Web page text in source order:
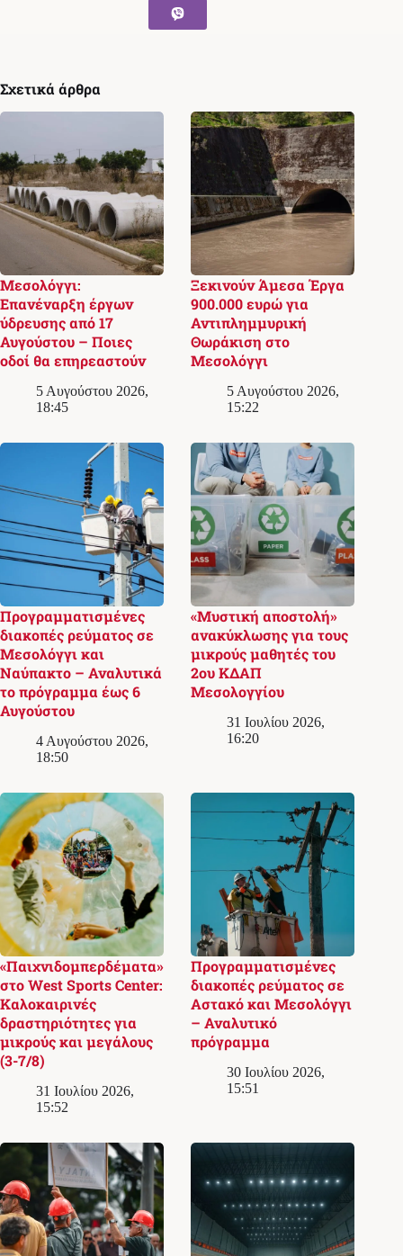
Σχετικά άρθρα
Μεσολόγγι:
Επανέναρξη έργων
ύδρευσης από 17
Αυγούστου – Ποιες
οδοί θα επηρεαστούν
5 Αυγούστου 2026,
18:45
Ξεκινούν Άμεσα Έργα
900.000 ευρώ για
Αντιπλημμυρική
Θωράκιση στο
Μεσολόγγι
5 Αυγούστου 2026,
15:22
Προγραμματισμένες
διακοπές ρεύματος σε
Μεσολόγγι και
Ναύπακτο – Αναλυτικά
το πρόγραμμα έως 6
Αυγούστου
4 Αυγούστου 2026,
18:50
«Μυστική αποστολή»
ανακύκλωσης για τους
μικρούς μαθητές του
2ου ΚΔΑΠ
Μεσολογγίου
31 Ιουλίου 2026,
16:20
«Παιχνιδομπερδέματα»
στο West Sports Center:
Καλοκαιρινές
δραστηριότητες για
μικρούς και μεγάλους
(3-7/8)
31 Ιουλίου 2026,
15:52
Προγραμματισμένες
διακοπές ρεύματος σε
Αστακό και Μεσολόγγι
– Αναλυτικό
πρόγραμμα
30 Ιουλίου 2026,
15:51